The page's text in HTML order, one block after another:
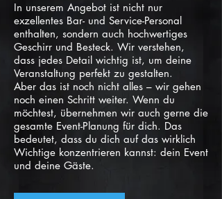
In unserem Angebot ist nicht nur
exzellentes Bar- und Service-Personal
enthalten, sondern auch hochwertiges
Geschirr und Besteck. Wir verstehen,
dass jedes Detail wichtig ist, um deine
Veranstaltung perfekt zu gestalten.
Aber das ist noch nicht alles – wir gehen
noch einen Schritt weiter. Wenn du
möchtest, übernehmen wir auch gerne die
gesamte Event-Planung für dich. Das
bedeutet, dass du dich auf das wirklich
Wichtige konzentrieren kannst: dein Event
und deine Gäste.